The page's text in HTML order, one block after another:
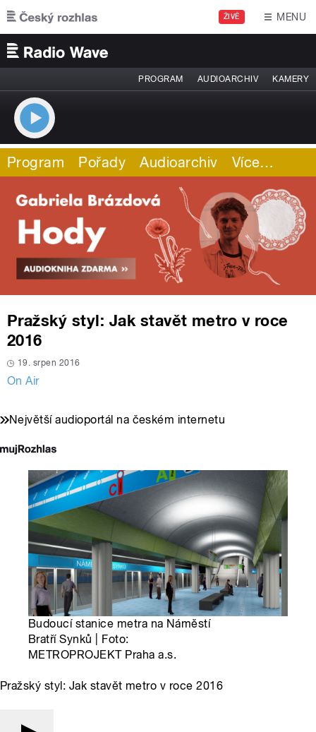
Přejít k hlavnímu obsahu
ŽIVĚ MENU
PROGRAM AUDIOARCHIV KAMERY
Program Pořady Audioarchiv Více…
Pražský styl: Jak stavět metro v roce
2016
19. srpen 2016
On Air
Největší audioportál na českém internetu
Budoucí stanice metra na Náměstí
Bratří Synků | Foto:
METROPROJEKT Praha a.s.
Pražský styl: Jak stavět metro v roce 2016